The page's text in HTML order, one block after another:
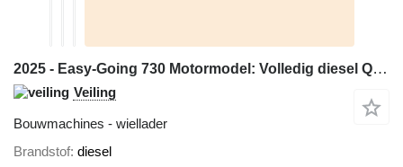
2025 - Easy-Going 730 Motormodel: Volledig diesel QC490GP Emissi
Veiling
Bouwmachines - wiellader
Brandstof diesel